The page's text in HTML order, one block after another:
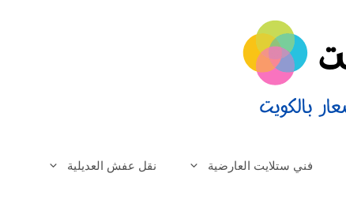
فني ستلايت العارضية نقل عفش العديلية